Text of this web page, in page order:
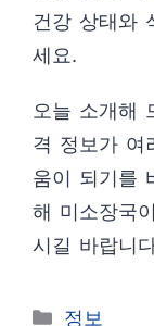
건강 상태와
세요.
오늘 소개해
격 정보가 여
움이 되기를
해 미소장국
시길 바랍니
카
정보